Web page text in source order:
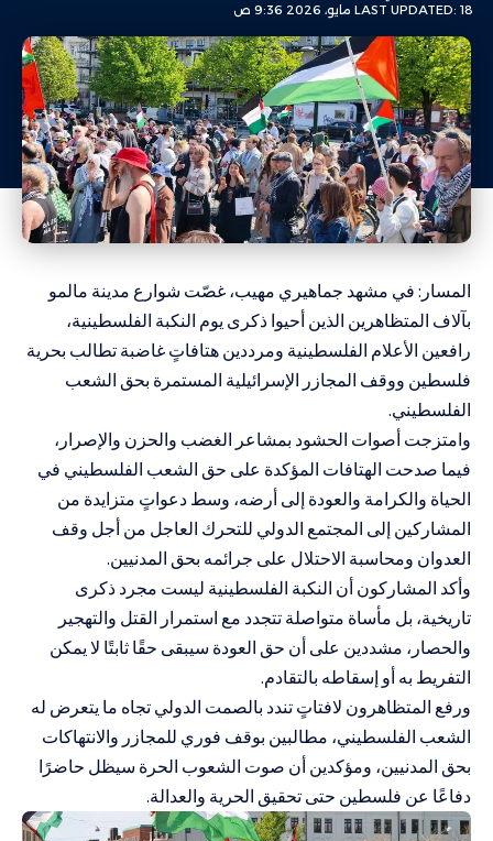
LAST UPDATED: 18 مايو، 2026 9:36 ص
المسار: في مشهد جماهيري مهيب، غصّت شوارع مدينة مالمو
بآلاف المتظاهرين الذين أحيوا ذكرى يوم النكبة الفلسطينية،
رافعين الأعلام الفلسطينية ومرددين هتافاتٍ غاضبة تطالب بحرية
فلسطين ووقف المجازر الإسرائيلية المستمرة بحق الشعب
الفلسطيني.
وامتزجت أصوات الحشود بمشاعر الغضب والحزن والإصرار،
فيما صدحت الهتافات المؤكدة على حق الشعب الفلسطيني في
الحياة والكرامة والعودة إلى أرضه، وسط دعواتٍ متزايدة من
المشاركين إلى المجتمع الدولي للتحرك العاجل من أجل وقف
العدوان ومحاسبة الاحتلال على جرائمه بحق المدنيين.
وأكد المشاركون أن النكبة الفلسطينية ليست مجرد ذكرى
تاريخية، بل مأساة متواصلة تتجدد مع استمرار القتل والتهجير
والحصار، مشددين على أن حق العودة سيبقى حقًا ثابتًا لا يمكن
التفريط به أو إسقاطه بالتقادم.
ورفع المتظاهرون لافتاتٍ تندد بالصمت الدولي تجاه ما يتعرض له
الشعب الفلسطيني، مطالبين بوقف فوري للمجازر والانتهاكات
بحق المدنيين، ومؤكدين أن صوت الشعوب الحرة سيظل حاضرًا
دفاعًا عن فلسطين حتى تحقيق الحرية والعدالة.